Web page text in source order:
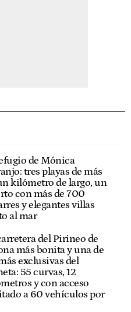
de Mónica
tres playas de más
kilómetro de largo, un
con más de 700
y elegantes villas
al mar
del Pirineo de
más bonita y una de
exclusivas del
55 curvas, 12
y con acceso
a 60 vehículos por